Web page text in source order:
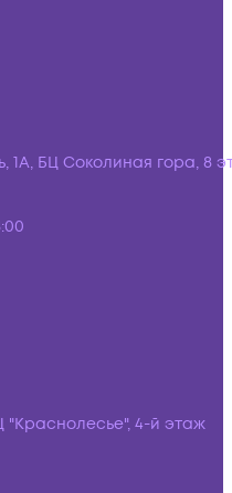
1А, БЦ Соколиная гора, 8
"Краснолесье", 4-й этаж